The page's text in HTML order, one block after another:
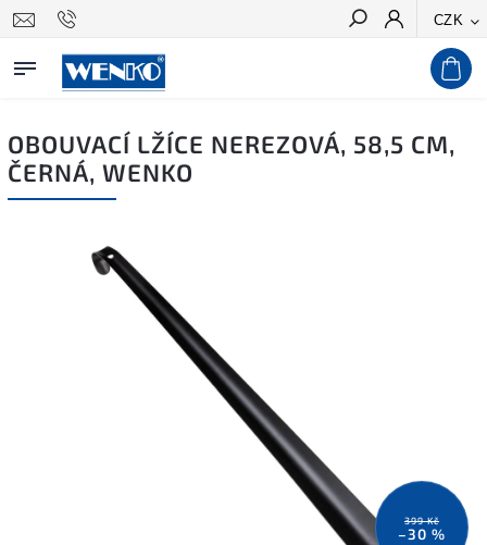
CZK
Hledat
OBOUVACÍ LŽÍCE NEREZOVÁ, 58,5 CM,
ČERNÁ, WENKO
399 Kč
–30 %